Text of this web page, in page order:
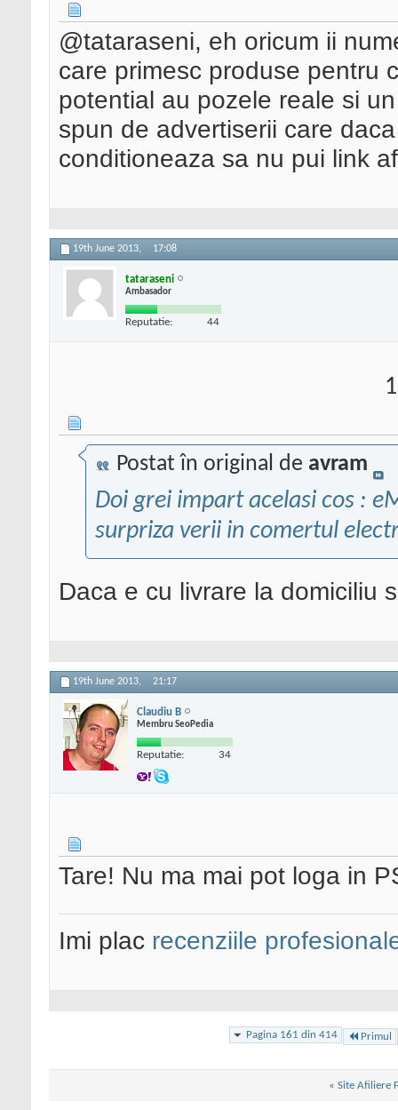
@tataraseni, eh oricum ii
care primesc produse pentru
potential au pozele reale si
spun de advertiserii care
conditioneaza sa nu pui link
19th June 2013, 17:08
tataraseni
Ambasador
Reputatie: 44
Postat în original de avram
Doi grei impart acelasi cos :
surpriza verii in comertul
Daca e cu livrare la domiciliu
19th June 2013, 21:17
Claudiu B
Membru SeoPedia
Reputatie: 34
Tare! Nu ma mai pot loga in
Imi plac recenziile
Pagina 161 din 414 Primul
« Site Afiliere